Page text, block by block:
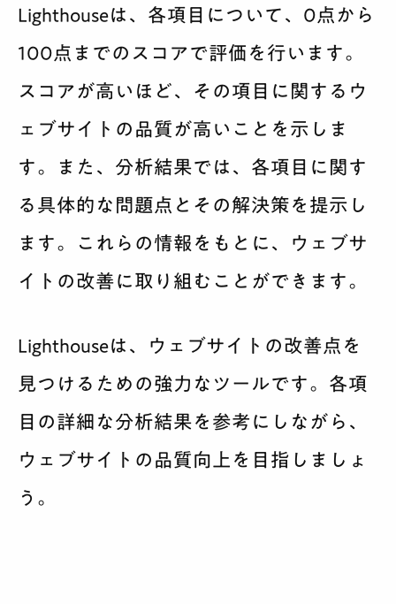
Lighthouseは、各項目について、0点から
100点までのスコアで評価を行います。
スコアが高いほど、その項目に関するウ
ェブサイトの品質が高いことを示しま
す。また、分析結果では、各項目に関す
る具体的な問題点とその解決策を提示し
ます。これらの情報をもとに、ウェブサ
イトの改善に取り組むことができます。
Lighthouseは、ウェブサイトの改善点を
見つけるための強力なツールです。各項
目の詳細な分析結果を参考にしながら、
ウェブサイトの品質向上を目指しましょ
う。